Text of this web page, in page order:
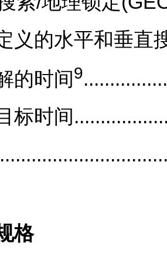
义的水平和垂直
的时间9
标时间
格